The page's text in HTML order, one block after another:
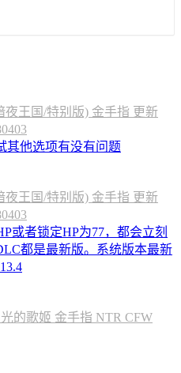
王国/特别版) 金手指 更新
其他选项有没有问题
王国/特别版) 金手指 更新
或者锁定HP为77，都会立刻
都是最新版。系统版本最新
的歌姬 金手指 NTR CFW